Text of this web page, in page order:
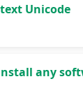
meaning
Unicode
on all
any